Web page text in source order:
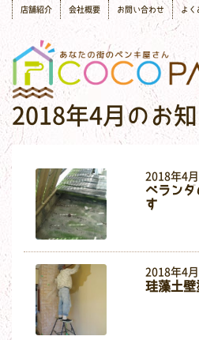
店舗紹介 会社概要 お問い合わせ よく
2018年4月のお
2018年4
ベランダ
す
2018年4
珪藻土壁